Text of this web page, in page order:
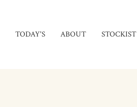
TODAY'S ABOUT STOCKIST